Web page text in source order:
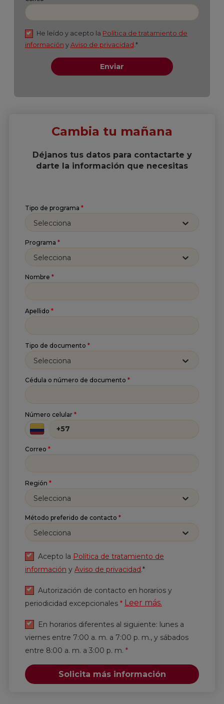
Suscríbete a nuestro
Recibe lo más reciente en tu correo
Nombre *
Apellido *
Correo
He leído y aceptolaPolítica de tratamiento de
informaciónyAviso de privacidad.*
Cambia tu mañana
Déjanos tus datos para contactarte y
darte la información que necesitas
Tipo de programa *
Selecciona
Programa *
Selecciona
Nombre *
Apellido *
Tipo de documento *
Selecciona
Cédula o número de documento *
Número celular *
Correo *
Región *
Selecciona
Método preferido de contacto *
Selecciona
Acepto la Política de tratamiento de
información y Aviso de privacidad.*
Autorización de contacto en horarios y
periodicidad excepcionales * Leer más.
En horarios diferentes al siguiente: lunes a
viernes entre 7:00 a. m. a 7:00 p. m., y sábados
entre 8:00 a. m. a 3:00 p. m. *
Solicita más información